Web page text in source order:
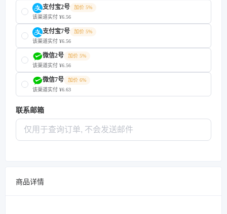
支付宝2号
加价 5%
该渠道实付 ¥6.56
支付宝7号
加价 5%
该渠道实付 ¥6.56
微信2号
加价 5%
该渠道实付 ¥6.56
微信7号
加价 6%
该渠道实付 ¥6.63
联系邮箱
商品详情